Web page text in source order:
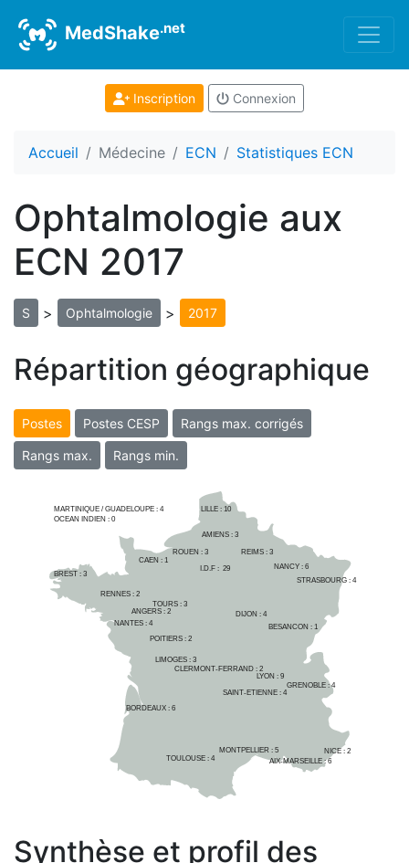
MedShake.net
Inscription Connexion
Accueil Médecine ECN Statistiques ECN
Ophtalmologie aux
ECN 2017
S > Ophtalmologie > 2017
Répartition géographique
Postes Postes CESP Rangs max. corrigés
Rangs max. Rangs min.
AMIENS : 3
LILLE : 10
I.D.F : 29
AIX-MARSEILLE : 6
ANGERS : 2
MARTINIQUE / GUADELOUPE : 4
OCEAN INDIEN : 0
BESANCON : 1
BORDEAUX : 6
BREST : 3
CAEN : 1
CLERMONT-FERRAND : 2
DIJON : 4
GRENOBLE : 4
LIMOGES : 3
LYON : 9
MONTPELLIER : 5
NANCY : 6
NANTES : 4
NICE : 2
POITIERS : 2
REIMS : 3
RENNES : 2
ROUEN : 3
SAINT-ETIENNE : 4
STRASBOURG : 4
TOULOUSE : 4
TOURS : 3
Synthèse et profil des